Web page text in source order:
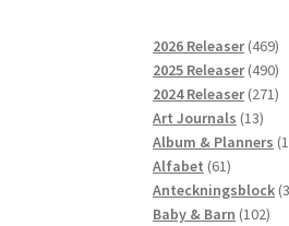
2026 Releaser 469469
2025 Releaser 490490
2024 Releaser 271271
Art Journals 1313
Album & Planners
Alfabet 6161
Anteckningsblock
Baby & Barn 102102